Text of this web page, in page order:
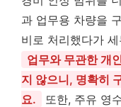
과 업무용 차량을
비로 처리했다가
업무와 무관한 개
지 않으니, 명확히
요.
또한, 주유 영